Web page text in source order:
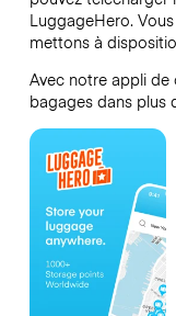
LuggageHero.
mettons à
Avec notre appli de
bagages dans plus